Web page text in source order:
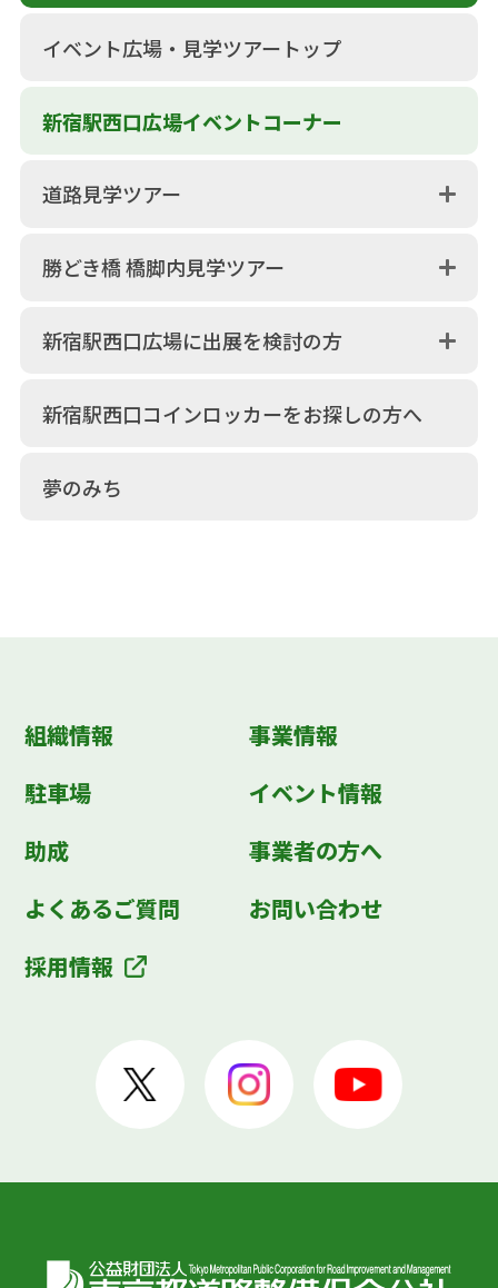
イベント広場・見学ツアートップ
新宿駅西口広場イベントコーナー
道路見学ツアー
勝どき橋 橋脚内見学ツアー
新宿駅西口広場に出展を検討の方
新宿駅西口コインロッカーをお探しの方へ
夢のみち
組織情報
事業情報
駐車場
イベント情報
助成
事業者の方へ
よくあるご質問
お問い合わせ
採用情報